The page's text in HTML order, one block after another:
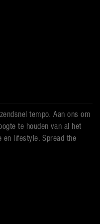
tempo. Aan ons om
te houden van al het
en lifestyle. Spread the